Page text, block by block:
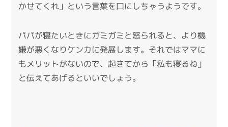
かせてくれ」という言葉を口にしちゃうようです。
パパが寝たいときにガミガミと怒られると、より機
嫌が悪くなりケンカに発展します。それではママに
もメリットがないので、起きてから「私も寝るね」
と伝えてあげるといいでしょう。